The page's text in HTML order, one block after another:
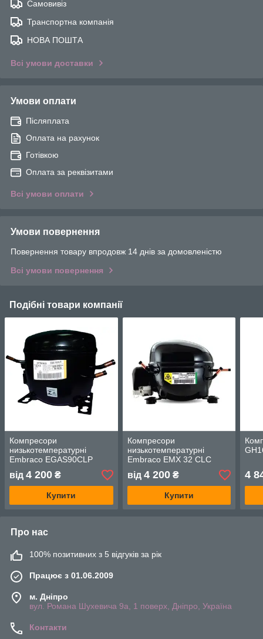
Самовивіз
Транспортна компанія
НОВА ПОШТА
Всі умови доставки
Умови оплати
Післяплата
Оплата на рахунок
Готівкою
Оплата за реквізитами
Всі умови оплати
Умови повернення
Повернення товару впродовж 14 днів за домовленістю
Всі умови повернення
Подібні товари компанії
Компресори
низькотемпературні
Embraco EGAS90CLP
від 4 200 ₴
Купити
Компресори
низькотемпературні
Embraco EMX 32 CLC
від 4 200₴
Купити
4
Про нас
100% позитивних з 5 відгуків за рік
Працює з 01.06.2009
м. Дніпро
вул. Романа Шухевича 9а, 1 поверх, Дніпро, Україна
Контакти